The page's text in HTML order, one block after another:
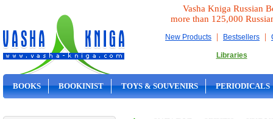
Vasha Kniga Russian
more than 125,000
New Products | Bestsellers |
Libraries
BOOKS BOOKINIST TOYS & SOUVENIRS PERIODICALS